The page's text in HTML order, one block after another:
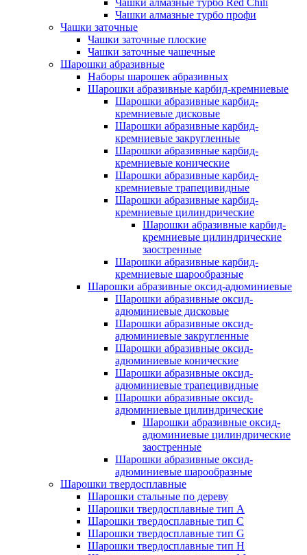
Чашки алмазные турбо Red Chili
Чашки алмазные турбо профи
Чашки заточные
Чашки заточные плоские
Чашки заточные чашечные
Шарошки абразивные
Наборы шарошек абразивных
Шарошки абразивные карбид-кремниевые
Шарошки абразивные карбид-
кремниевые дисковые
Шарошки абразивные карбид-
кремниевые закругленные
Шарошки абразивные карбид-
кремниевые конические
Шарошки абразивные карбид-
кремниевые трапецивидные
Шарошки абразивные карбид-
кремниевые цилиндрические
Шарошки абразивные карбид-
кремниевые цилиндрические
заостренные
Шарошки абразивные карбид-
кремниевые шарообразные
Шарошки абразивные оксид-адюминиевые
Шарошки абразивные оксид-
адюминиевые дисковые
Шарошки абразивные оксид-
адюминиевые закругленные
Шарошки абразивные оксид-
адюминиевые конические
Шарошки абразивные оксид-
адюминиевые трапецивидные
Шарошки абразивные оксид-
адюминиевые цилиндрические
Шарошки абразивные оксид-
адюминиевые цилиндрические
заостренные
Шарошки абразивные оксид-
адюминиевые шарообразные
Шарошки твердосплавные
Шарошки стальные по дереву
Шарошки твердосплавные тип A
Шарошки твердосплавные тип C
Шарошки твердосплавные тип G
Шарошки твердосплавные тип H